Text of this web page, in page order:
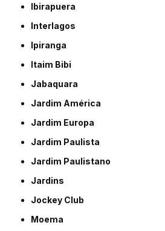
Ibirapuera
Interlagos
Ipiranga
Itaim Bibi
Jabaquara
Jardim América
Jardim Europa
Jardim Paulista
Jardim Paulistano
Jardins
Jockey Club
Moema